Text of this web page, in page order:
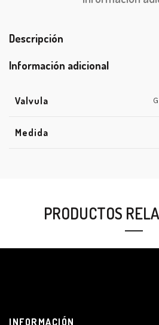
Descripción
Información adicional
Valvula
Medida
PRODUCTOS
INFORMACIÓN